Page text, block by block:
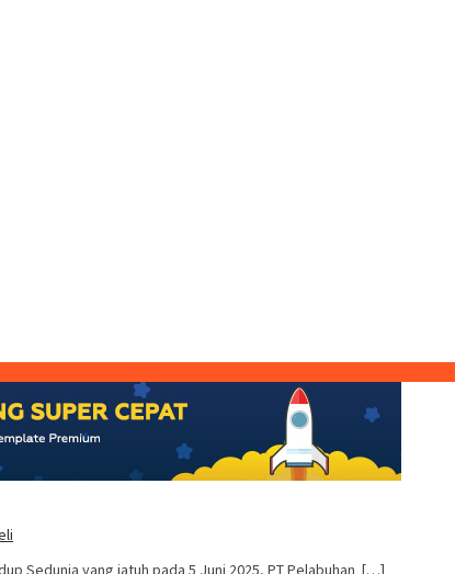
Sedunia yang jatuh pada 5 Juni 2025, PT Pelabuhan […]